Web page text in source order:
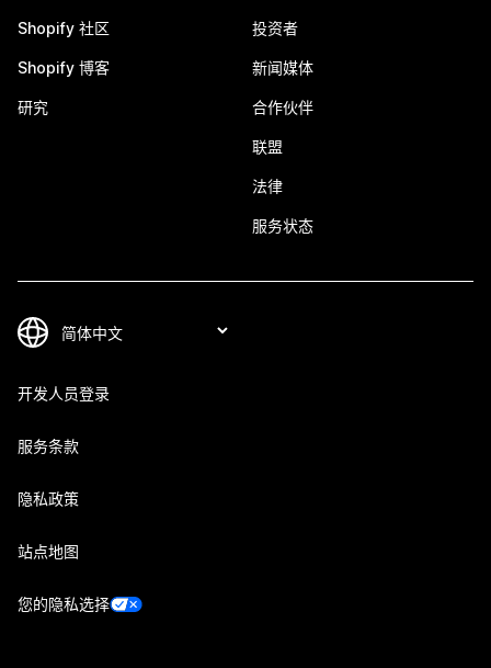
Shopify 社区
Shopify 博客
研究
投资者
新闻媒体
合作伙伴
联盟
法律
服务状态
开发人员登录
服务条款
隐私政策
站点地图
您的隐私选择